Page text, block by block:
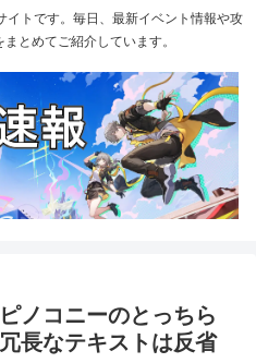
イトです。毎日、最新イベント情報や攻
とめてご紹介しています。
ノコニーのとっちら
長なテキストは反省